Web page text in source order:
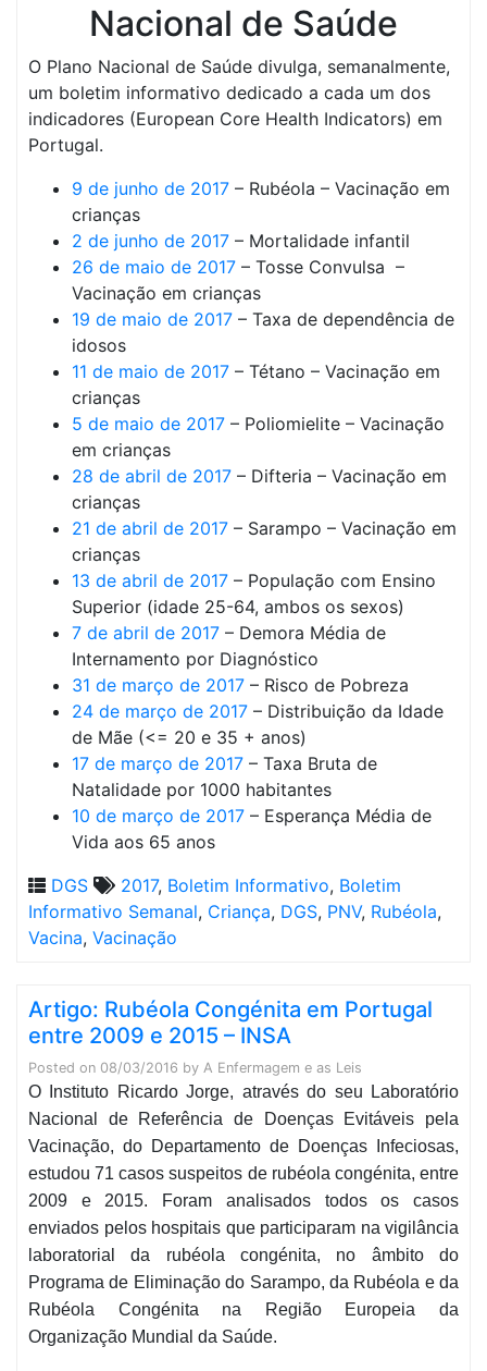
O Plano Nacional de Saúde divulga, semanalmente,
um boletim informativo dedicado a cada um dos
indicadores (European Core Health Indicators) em
Portugal.
9 de junho de 2017 – Rubéola – Vacinação em
crianças
2 de junho de 2017 – Mortalidade infantil
26 de maio de 2017 – Tosse Convulsa –
Vacinação em crianças
19 de maio de 2017 – Taxa de dependência de
idosos
11 de maio de 2017 – Tétano – Vacinação em
crianças
5 de maio de 2017 – Poliomielite – Vacinação
em crianças
28 de abril de 2017 – Difteria – Vacinação em
crianças
21 de abril de 2017 – Sarampo – Vacinação em
crianças
13 de abril de 2017 – População com Ensino
Superior (idade 25-64, ambos os sexos)
7 de abril de 2017 – Demora Média de
Internamento por Diagnóstico
31 de março de 2017 – Risco de Pobreza
24 de março de 2017 – Distribuição da Idade
de Mãe (<= 20 e 35 + anos)
17 de março de 2017 – Taxa Bruta de
Natalidade por 1000 habitantes
10 de março de 2017 – Esperança Média de
Vida aos 65 anos
DGS
2017, Boletim Informativo, Boletim
Informativo Semanal, Criança, DGS, PNV, Rubéola,
Vacina, Vacinação
Artigo: Rubéola Congénita em Portugal
entre 2009 e 2015 – INSA
Posted on 08/03/2016 by A Enfermagem e as Leis
O Instituto Ricardo Jorge, através do seu Laboratório
Nacional de Referência de Doenças Evitáveis pela
Vacinação, do Departamento de Doenças Infeciosas,
estudou 71 casos suspeitos de rubéola congénita, entre
2009 e 2015. Foram analisados todos os casos
enviados pelos hospitais que participaram na vigilância
laboratorial da rubéola congénita, no âmbito do
Programa de Eliminação do Sarampo, da Rubéola e da
Rubéola Congénita na Região Europeia da
Organização Mundial da Saúde.